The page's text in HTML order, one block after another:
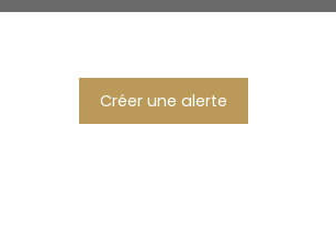
Créer une alerte